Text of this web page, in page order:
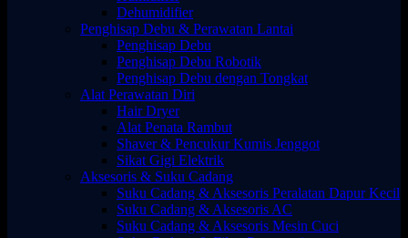
Dehumidifier
Penghisap Debu & Perawatan Lantai
Penghisap Debu
Penghisap Debu Robotik
Penghisap Debu dengan Tongkat
Alat Perawatan Diri
Hair Dryer
Alat Penata Rambut
Shaver & Pencukur Kumis Jenggot
Sikat Gigi Elektrik
Aksesoris & Suku Cadang
Suku Cadang & Aksesoris Peralatan Dapur Kecil
Suku Cadang & Aksesoris AC
Suku Cadang & Aksesoris Mesin Cuci